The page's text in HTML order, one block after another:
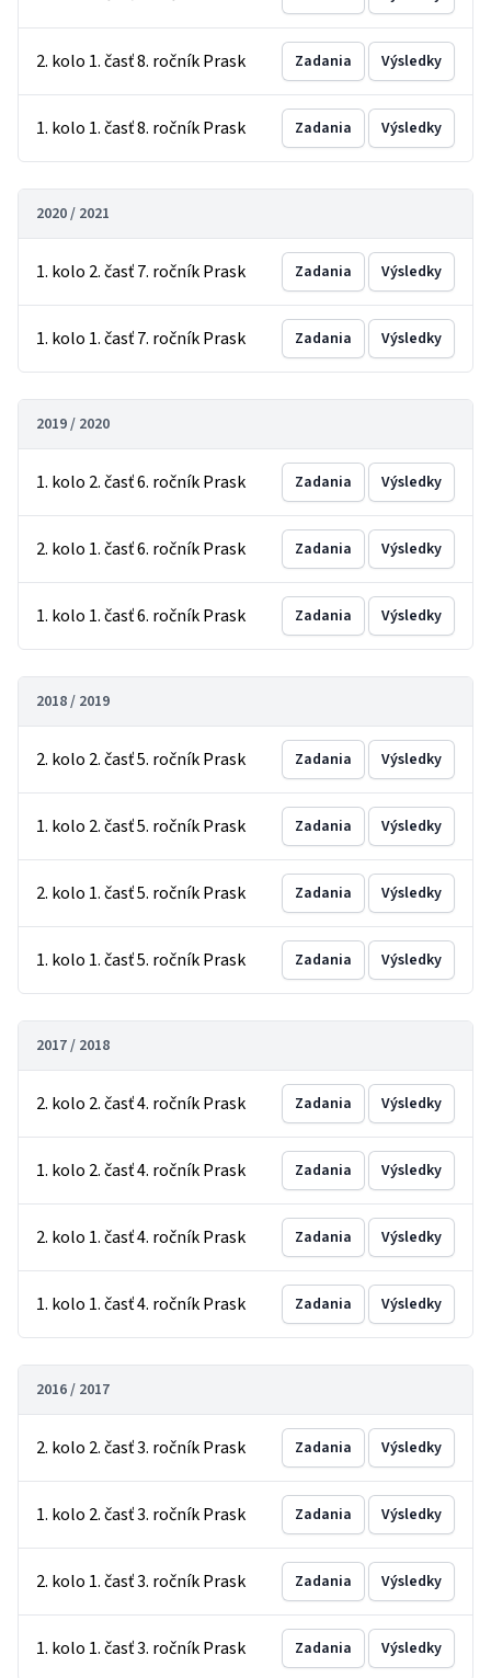
2. kolo 1. časť 8. ročník Prask Zadania Výsledky
1. kolo 1. časť 8. ročník Prask Zadania Výsledky
2020 / 2021
1. kolo 2. časť 7. ročník Prask Zadania Výsledky
1. kolo 1. časť 7. ročník Prask Zadania Výsledky
2019 / 2020
1. kolo 2. časť 6. ročník Prask Zadania Výsledky
2. kolo 1. časť 6. ročník Prask Zadania Výsledky
1. kolo 1. časť 6. ročník Prask Zadania Výsledky
2018 / 2019
2. kolo 2. časť 5. ročník Prask Zadania Výsledky
1. kolo 2. časť 5. ročník Prask Zadania Výsledky
2. kolo 1. časť 5. ročník Prask Zadania Výsledky
1. kolo 1. časť 5. ročník Prask Zadania Výsledky
2017 / 2018
2. kolo 2. časť 4. ročník Prask Zadania Výsledky
1. kolo 2. časť 4. ročník Prask Zadania Výsledky
2. kolo 1. časť 4. ročník Prask Zadania Výsledky
1. kolo 1. časť 4. ročník Prask Zadania Výsledky
2016 / 2017
2. kolo 2. časť 3. ročník Prask Zadania Výsledky
1. kolo 2. časť 3. ročník Prask Zadania Výsledky
2. kolo 1. časť 3. ročník Prask Zadania Výsledky
1. kolo 1. časť 3. ročník Prask Zadania Výsledky